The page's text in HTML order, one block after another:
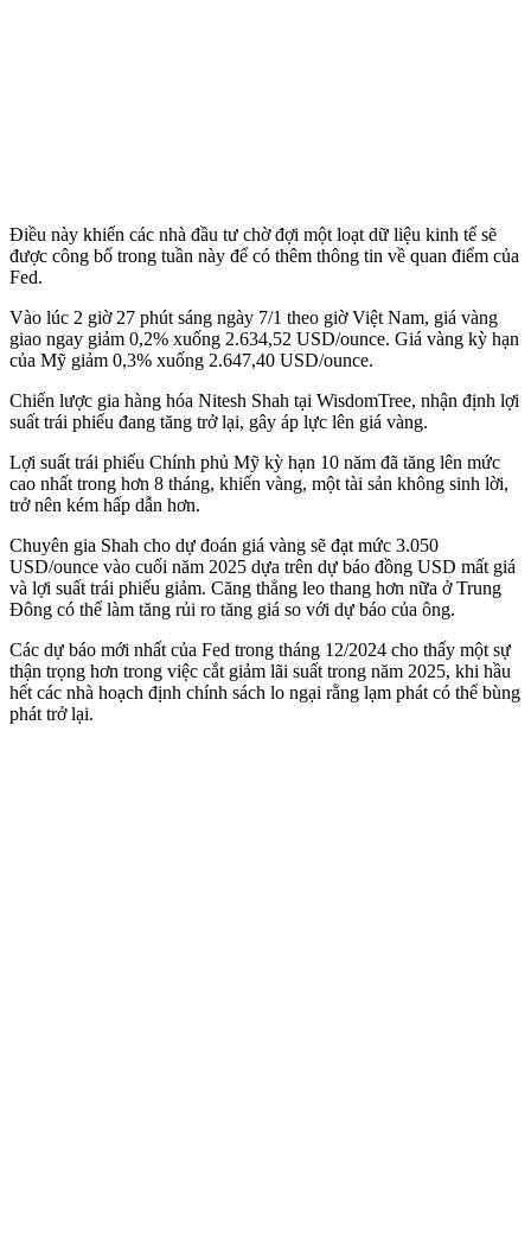
Điều này khiến các nhà đầu tư chờ đợi một loạt dữ liệu kinh tế sẽ
được công bố trong tuần này để có thêm thông tin về quan điểm của
Fed.
Vào lúc 2 giờ 27 phút sáng ngày 7/1 theo giờ Việt Nam, giá vàng
giao ngay giảm 0,2% xuống 2.634,52 USD/ounce. Giá vàng kỳ hạn
của Mỹ giảm 0,3% xuống 2.647,40 USD/ounce.
Chiến lược gia hàng hóa Nitesh Shah tại WisdomTree, nhận định lợi
suất trái phiếu đang tăng trở lại, gây áp lực lên giá vàng.
Lợi suất trái phiếu Chính phủ Mỹ kỳ hạn 10 năm đã tăng lên mức
cao nhất trong hơn 8 tháng, khiến vàng, một tài sản không sinh lời,
trở nên kém hấp dẫn hơn.
Chuyên gia Shah cho dự đoán giá vàng sẽ đạt mức 3.050
USD/ounce vào cuối năm 2025 dựa trên dự báo đồng USD mất giá
và lợi suất trái phiếu giảm. Căng thẳng leo thang hơn nữa ở Trung
Đông có thể làm tăng rủi ro tăng giá so với dự báo của ông.
Các dự báo mới nhất của Fed trong tháng 12/2024 cho thấy một sự
thận trọng hơn trong việc cắt giảm lãi suất trong năm 2025, khi hầu
hết các nhà hoạch định chính sách lo ngại rằng lạm phát có thể bùng
phát trở lại.